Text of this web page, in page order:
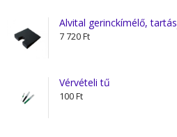
Alvital gerinckímélő,
7 720Ft
Vérvételi tű
100Ft